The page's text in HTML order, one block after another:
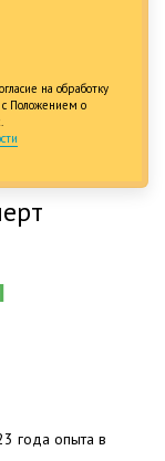
на обработку
с Положением о
года опыта в